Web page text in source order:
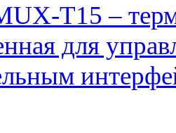
T15 –
для